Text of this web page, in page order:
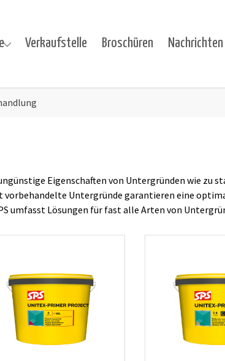
for "Projekte"
Verkaufstelle Broschüren Nachrichten
Eigenschaften von Untergründen wie zu
Untergründe garantieren eine
umfasst Lösungen für fast alle Arten von